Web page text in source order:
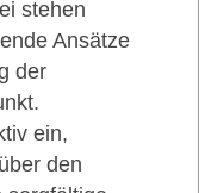
stehen
Ansätze
der
ein,
den